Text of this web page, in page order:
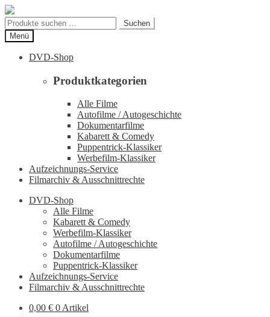
Zur
Navigation
springen
Zum
Inhalt
springen
Suchen
nach:
Suchen
Menü
DVD-Shop
Produktkategorien
Alle Filme
Autofilme / Autogeschichte
Dokumentarfilme
Kabarett & Comedy
Puppentrick-Klassiker
Werbefilm-Klassiker
Aufzeichnungs-Service
Filmarchiv & Ausschnittrechte
DVD-Shop
Alle Filme
Kabarett & Comedy
Werbefilm-Klassiker
Autofilme / Autogeschichte
Dokumentarfilme
Puppentrick-Klassiker
Aufzeichnungs-Service
Filmarchiv & Ausschnittrechte
0,00 € 0 Artikel